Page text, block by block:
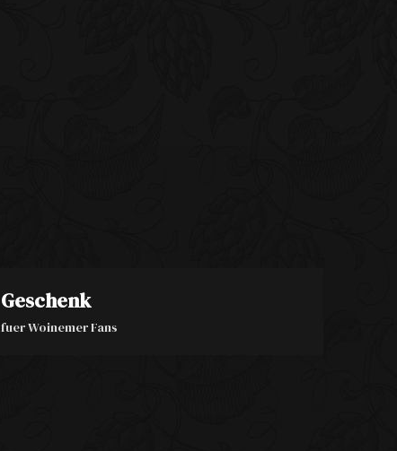
Geschenk
fuer Woinemer Fans